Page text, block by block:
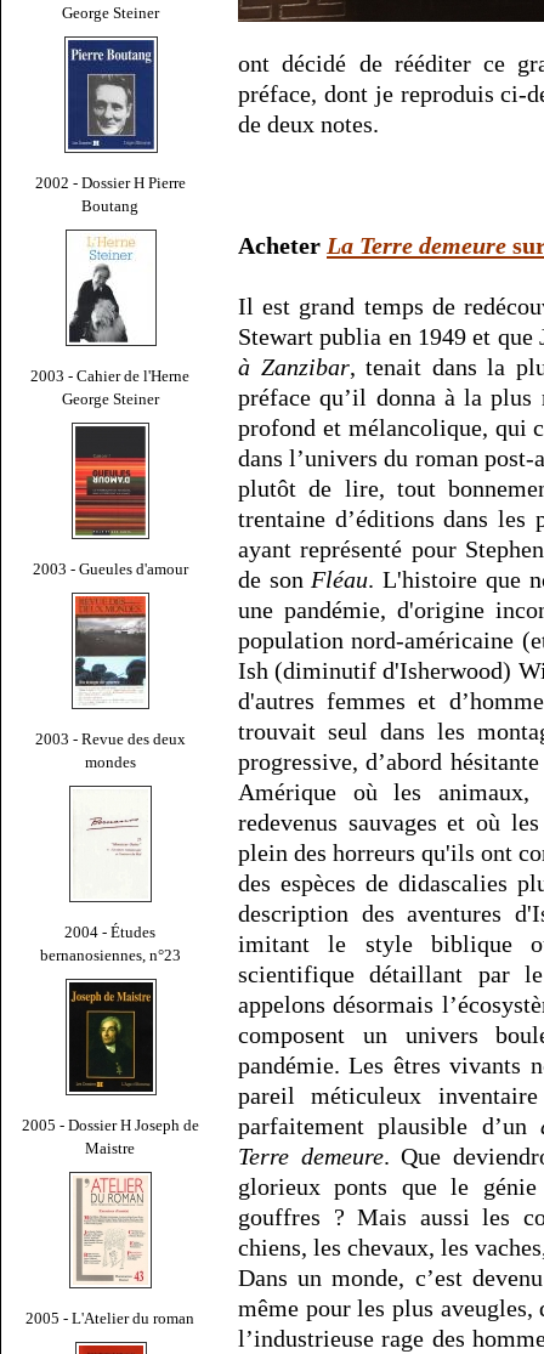
George Steiner
2002 - Dossier H Pierre
Boutang
2003 - Cahier de l'Herne
George Steiner
2003 - Gueules d'amour
2003 - Revue des deux
mondes
2004 - Études
bernanosiennes, n°23
2005 - Dossier H Joseph de
Maistre
2005 - L'Atelier du roman
ont décidé de rééditer ce
préface, dont je reproduis ci-
de deux notes.
Acheter La Terre demeure
Il est grand temps de
Stewart publia en 1949 et
à Zanzibar, tenait dans la
préface qu’il donna à la plus
profond et mélancolique, qui
dans l’univers du roman
plutôt de lire, tout
trentaine d’éditions dans les
ayant représenté pour
de son Fléau. L'histoire que
une pandémie, d'origine
population nord-américaine
Ish (diminutif d'Isherwood)
d'autres femmes et
trouvait seul dans les
progressive, d’abord
Amérique où les
redevenus sauvages et où
plein des horreurs qu'ils ont
des espèces de didascalies
description des aventures
imitant le style biblique
scientifique détaillant par
appelons désormais
composent un univers
pandémie. Les êtres vivants
pareil méticuleux
parfaitement plausible d’un
Terre demeure. Que
glorieux ponts que le génie
gouffres ? Mais aussi les
chiens, les chevaux, les
Dans un monde, c’est
même pour les plus aveugles,
l’industrieuse rage des